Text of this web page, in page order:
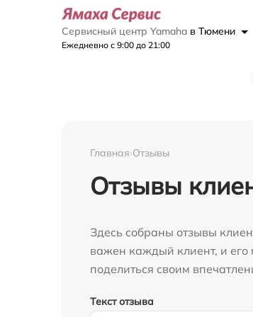
Сервисный центр Yamaha в Тюмени
Ежедневно с 9:00 до 21:00
Главная›Отзывы
Отзывы
Здесь собраны отзывы
важен каждый клиент, и его
поделиться своим
Текст отзыва